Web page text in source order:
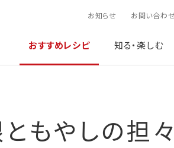
お知らせ お問い合わ
おすすめレシピ 知る・楽しむ
もやしの担